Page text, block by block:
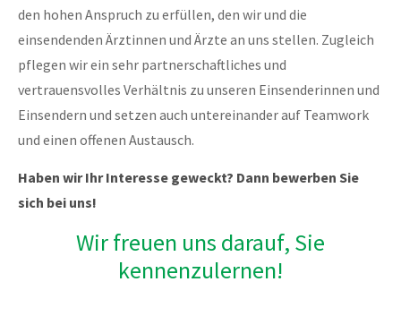
den hohen Anspruch zu erfüllen, den wir und die
einsendenden Ärztinnen und Ärzte an uns stellen. Zugleich
pflegen wir ein sehr partnerschaftliches und
vertrauensvolles Verhältnis zu unseren Einsenderinnen und
Einsendern und setzen auch untereinander auf Teamwork
und einen offenen Austausch.
Haben wir Ihr Interesse geweckt? Dann bewerben Sie
sich bei uns!
Wir freuen uns darauf, Sie
kennenzulernen!